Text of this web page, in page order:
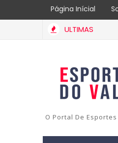
Página Inícial
ULTIMAS
O Portal De